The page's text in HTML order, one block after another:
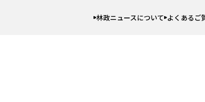
林政ニュースについて よくあるご